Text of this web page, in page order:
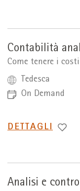
Contabilità
Come tenere i
Tedesca
On Demand
PASSA
DETTAGLI
Analisi e